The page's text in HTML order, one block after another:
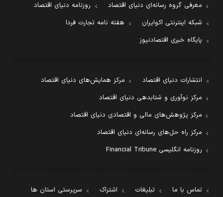
معرفی گروه رسانه‌ای دنیای اقتصاد
روزنامه دنیای اقتصاد
شبکه اینترنتی اکوایران
هفته نامه تجارت فردا
پایگاه خبری اقتصادنیوز
انتشارات دنیای اقتصاد
مرکز همایش‌های دنیای اقتصاد
مرکز نوآوری و شتابدهی دنیای اقتصاد
مرکز پژوهش‌های مالی و اقتصادی دنیای اقتصاد
مرکز راه حل‌های رسانه‌ای دنیای اقتصاد
روزنامه انگلیسی Financial Tribune
تماس با ما تبلیغات اشتراک سرپرستی استان ها